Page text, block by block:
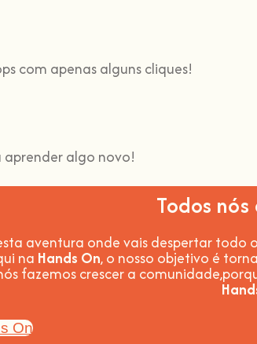
com apenas alguns cliques!
algo novo!
Todos
aventura onde vais despertar todo
na Hands On, o nosso objetivo é
fazemos crescer a comunidade,
On